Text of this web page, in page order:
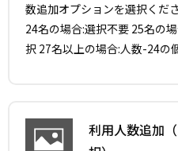
数追加オプションを選択くださ
24名の場合:選択不要 25名の
択 27名以上の場合:人数-24の
利用人数追加